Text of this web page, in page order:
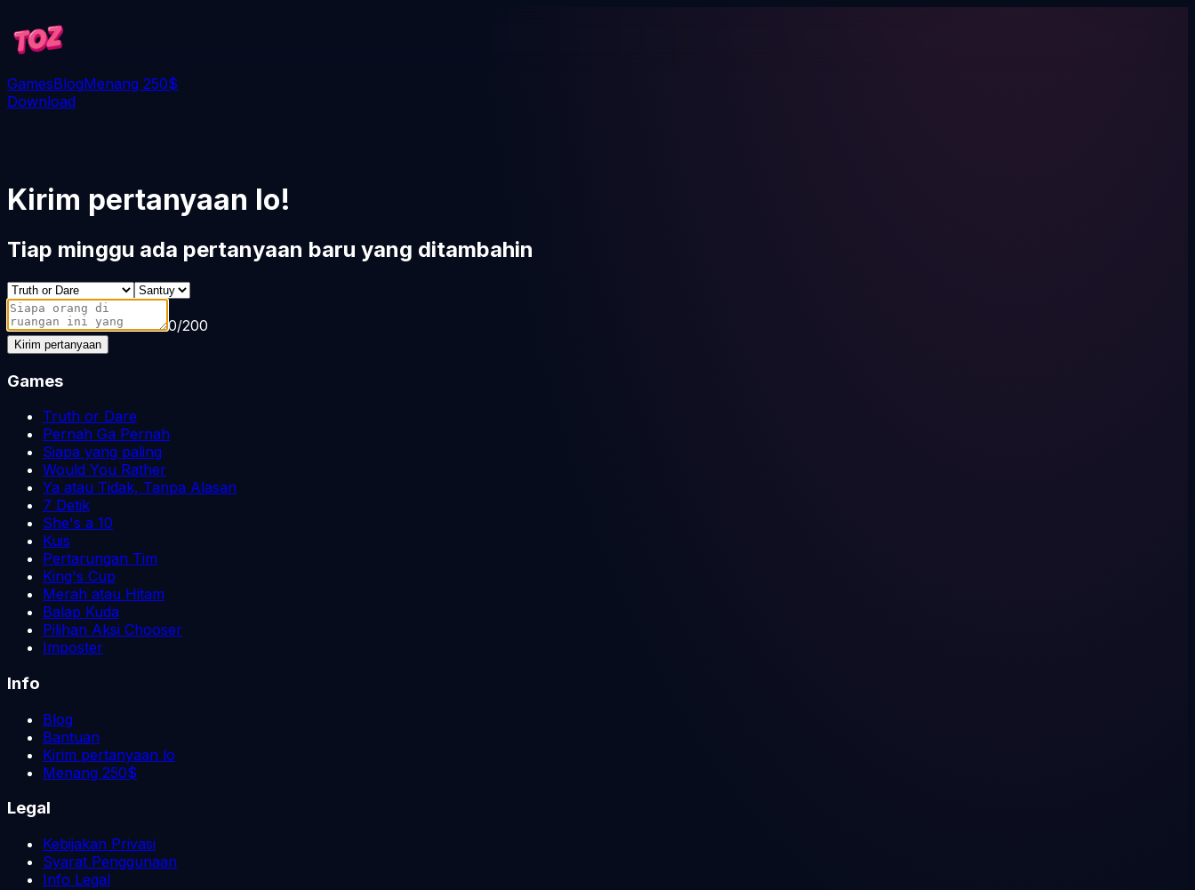
GamesBlogMenang 250$
Download
Kirim pertanyaan lo!
Tiap minggu ada pertanyaan baru yang ditambahin
0/200
Kirim pertanyaan
Games
Truth or Dare
Pernah Ga Pernah
Siapa yang paling
Would You Rather
Ya atau Tidak, Tanpa Alasan
7 Detik
She's a 10
Kuis
Pertarungan Tim
King's Cup
Merah atau Hitam
Balap Kuda
Pilihan Aksi Chooser
Imposter
Info
Blog
Bantuan
Kirim pertanyaan lo
Menang 250$
Legal
Kebijakan Privasi
Syarat Penggunaan
Info Legal